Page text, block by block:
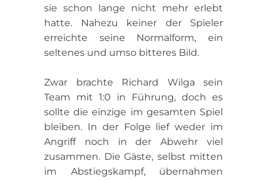
sie schon lange nicht mehr erlebt
hatte. Nahezu keiner der Spieler
erreichte seine Normalform, ein
seltenes und umso bitteres Bild.
Zwar brachte Richard Wilga sein
Team mit 1:0 in Führung, doch es
sollte die einzige im gesamten Spiel
bleiben. In der Folge lief weder im
Angriff noch in der Abwehr viel
zusammen. Die Gäste, selbst mitten
im Abstiegskampf, übernahmen